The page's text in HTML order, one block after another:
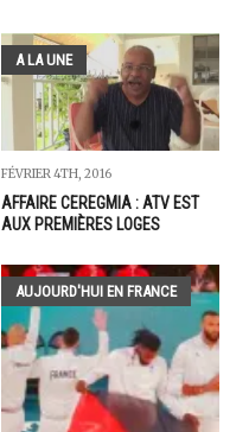
A LA UNE
FÉVRIER 4TH, 2016
AFFAIRE CEREGMIA : ATV EST
AUX PREMIÈRES LOGES
AUJOURD'HUI EN FRANCE